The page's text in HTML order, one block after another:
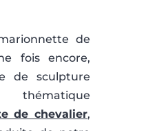
de
fois encore,
de sculpture
de chevalier,